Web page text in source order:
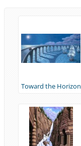
Toward the Horizon